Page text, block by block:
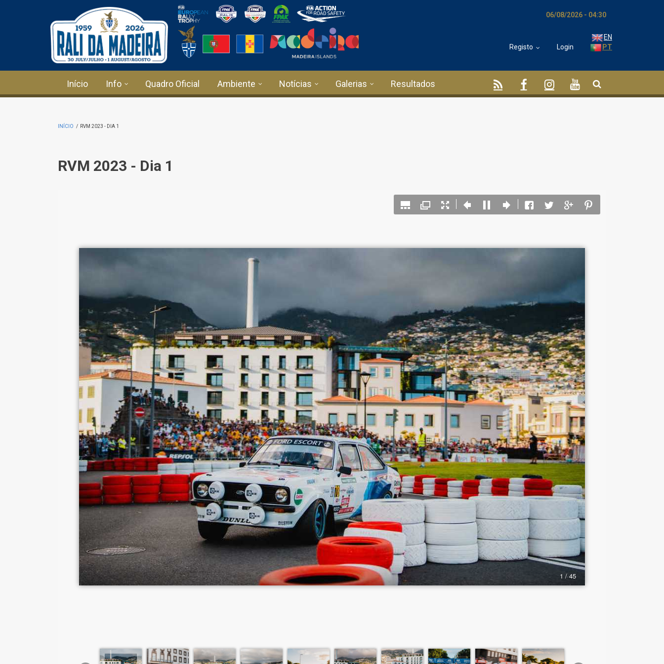
Passar para o conteúdo principal
06/08/2026 - 04:30
Registo Login
EN
PT
Início Info Quadro Oficial Ambiente Notícias Galerias Resultados
INÍCIO / RVM 2023 - DIA 1
RVM 2023 - Dia 1